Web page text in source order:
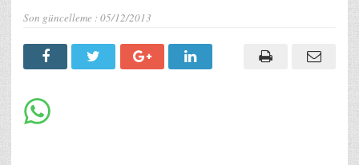
Son güncelleme :05/12/2013